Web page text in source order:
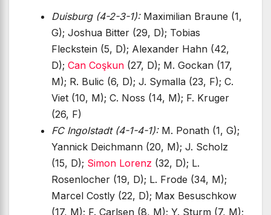
Duisburg (4-2-3-1):Maximilian Braune (1,
G); Joshua Bitter (29, D); Tobias
Fleckstein (5, D); Alexander Hahn (42,
D); Can Coşkun (27, D); M. Gockan (17,
M); R. Bulic (6, D); J. Symalla (23, F); C.
Viet (10, M); C. Noss (14, M); F. Kruger
(26, F)
FC Ingolstadt (4-1-4-1):M. Ponath (1, G);
Yannick Deichmann (20, M); J. Scholz
(15, D); Simon Lorenz (32, D); L.
Rosenlocher (19, D); L. Frode (34, M);
Marcel Costly (22, D); Max Besuschkow
(17, M); F. Carlsen (8, M); Y. Sturm (7, M);